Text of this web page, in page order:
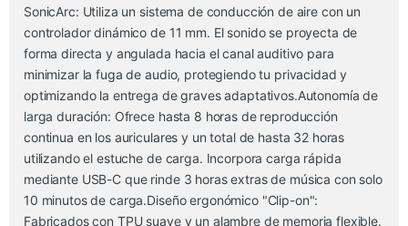
SonicArc: Utiliza un sistema de conducción de aire con un
controlador dinámico de 11 mm. El sonido se proyecta de
forma directa y angulada hacia el canal auditivo para
minimizar la fuga de audio, protegiendo tu privacidad y
optimizando la entrega de graves adaptativos.Autonomía de
larga duración: Ofrece hasta 8 horas de reproducción
continua en los auriculares y un total de hasta 32 horas
utilizando el estuche de carga. Incorpora carga rápida
mediante USB-C que rinde 3 horas extras de música con solo
10 minutos de carga.Diseño ergonómico "Clip-on":
Fabricados con TPU suave y un alambre de memoria flexible.